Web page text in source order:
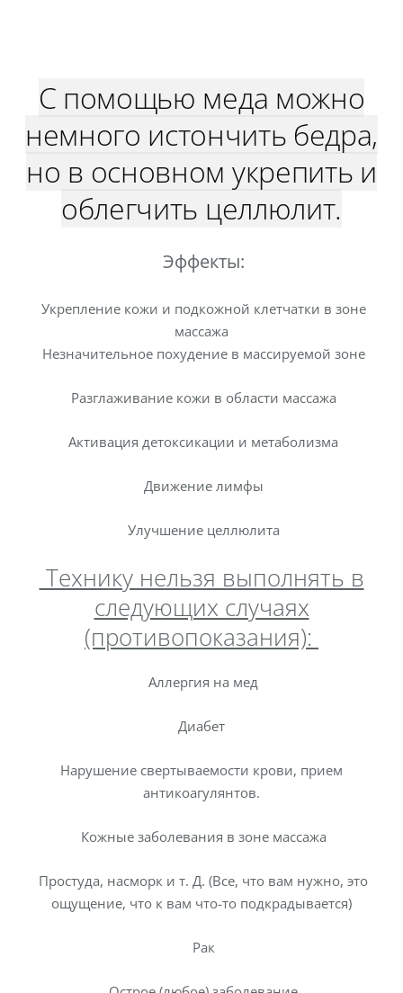
С помощью меда можно
немного истончить бедра,
но в основном укрепить и
облегчить целлюлит.
Эффекты:
Укрепление кожи и подкожной клетчатки в зоне
массажа
Незначительное похудение в массируемой зоне
Разглаживание кожи в области массажа
Активация детоксикации и метаболизма
Движение лимфы
Улучшение целлюлита
Технику нельзя выполнять в
следующих случаях
(противопоказания):
Аллергия на мед
Диабет
Нарушение свертываемости крови, прием
антикоагулянтов.
Кожные заболевания в зоне массажа
Простуда, насморк и т. Д. (Все, что вам нужно, это
ощущение, что к вам что-то подкрадывается)
Рак